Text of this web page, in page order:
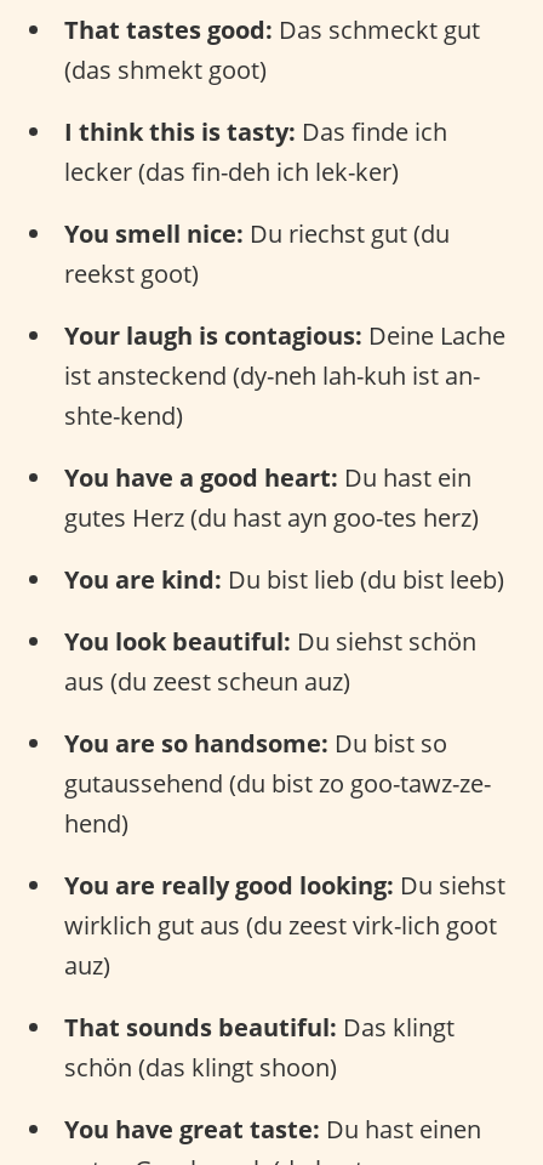
That tastes good: Das schmeckt gut
(das shmekt goot)
I think this is tasty: Das finde ich
lecker (das fin-deh ich lek-ker)
You smell nice: Du riechst gut (du
reekst goot)
Your laugh is contagious: Deine Lache
ist ansteckend (dy-neh lah-kuh ist an-
shte-kend)
You have a good heart: Du hast ein
gutes Herz (du hast ayn goo-tes herz)
You are kind: Du bist lieb (du bist leeb)
You look beautiful: Du siehst schön
aus (du zeest scheun auz)
You are so handsome: Du bist so
gutaussehend (du bist zo goo-tawz-ze-
hend)
You are really good looking: Du siehst
wirklich gut aus (du zeest virk-lich goot
auz)
That sounds beautiful: Das klingt
schön (das klingt shoon)
You have great taste: Du hast einen